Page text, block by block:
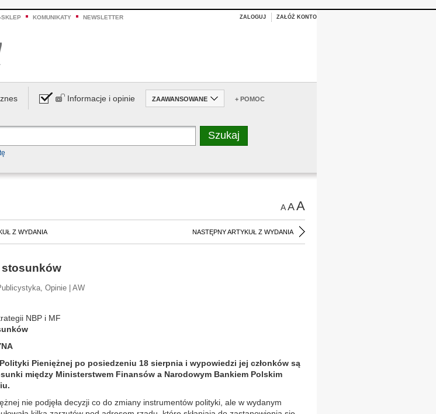
SKLEP KOMUNIKATY NEWSLETTER ZALOGUJ ZAŁÓŻ KONTO
Informacje i opinie ZAAWANSOWANE + POMOC
AAA
Z WYDANIA NASTĘPNY ARTYKUŁ Z WYDANIA
stosunków
Opinie | AW
NBP i MF
Pieniężnej po posiedzeniu 18 sierpnia i wypowiedzi jej członków są
między Ministerstwem Finansów a Narodowym Bankiem Polskim
nie podjęła decyzji co do zmiany instrumentów polityki, ale w wydanym